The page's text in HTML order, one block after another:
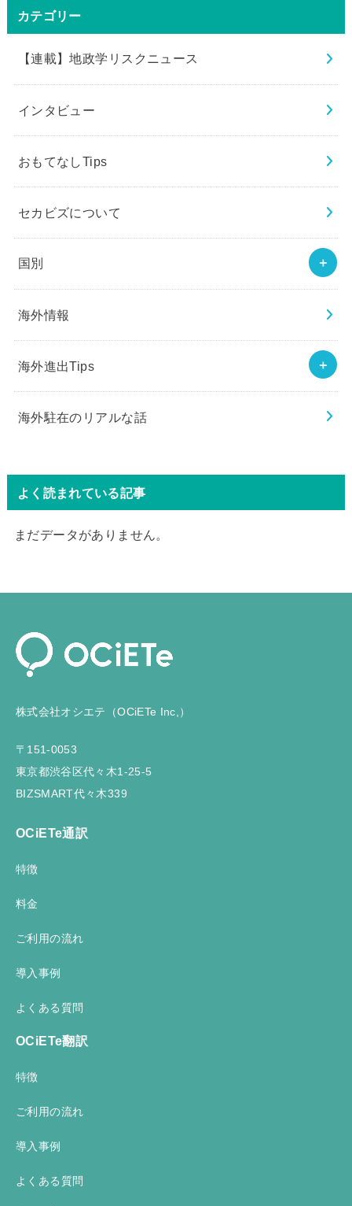
カテゴリー
【連載】地政学リスクニュース
インタビュー
おもてなしTips
セカビズについて
国別
海外情報
海外進出Tips
海外駐在のリアルな話
よく読まれている記事
まだデータがありません。
株式会社オシエテ（OCiETe Inc,）
〒151-0053
東京都渋谷区代々木1-25-5
BIZSMART代々木339
OCiETe通訳
特徴
料金
ご利用の流れ
導入事例
よくある質問
OCiETe翻訳
特徴
ご利用の流れ
導入事例
よくある質問